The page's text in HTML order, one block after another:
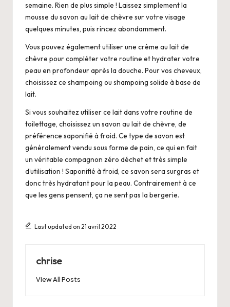
semaine. Rien de plus simple ! Laissez simplement la
mousse du savon au lait de chèvre sur votre visage
quelques minutes, puis rincez abondamment.
Vous pouvez également utiliser une crème au lait de
chèvre pour compléter votre routine et hydrater votre
peau en profondeur après la douche. Pour vos cheveux,
choisissez ce shampoing ou shampoing solide à base de
lait.
Si vous souhaitez utiliser ce lait dans votre routine de
toilettage, choisissez un savon au lait de chèvre, de
préférence saponifié à froid. Ce type de savon est
généralement vendu sous forme de pain, ce qui en fait
un véritable compagnon zéro déchet et très simple
d’utilisation ! Saponifié à froid, ce savon sera surgras et
donc très hydratant pour la peau. Contrairement à ce
que les gens pensent, ça ne sent pas la bergerie.
Last updated on 21 avril 2022
chrise
View All Posts